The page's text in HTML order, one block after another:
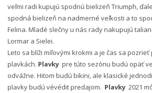
veľmi radi kupujú spodnú bielizeň Triumph,
spodná bielizeň na nadmerné veľkosti a to
Felina. Mladé slečny u nás rady nakupujú
Lormar a Sielei.
Leto sa blíži míľovými krokmi a je čas sa pozrieť
plavkách. Plavky pre túto sezónu budú opäť
odvážne. Hitom budú bikini, ale klasické
plavky budú vévédit predajom. Plavky 2021